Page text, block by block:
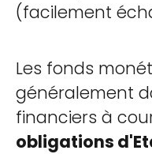
(facilement
Les fonds
généralement
financiers à
obligations